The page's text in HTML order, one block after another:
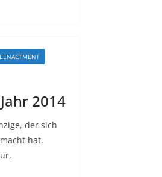
2014
der sich
hat.